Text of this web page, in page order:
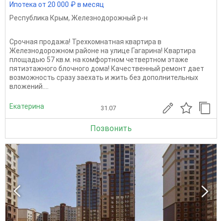
Ипотека от 20 000 ₽ в месяц
Республика Крым, Железнодорожный р-н
Срочная продажа! Трехкомнатная квартира в
Железнодорожном районе на улице Гагарина! Квартира
площадью 57 кв.м. на комфортном четвертном этаже
пятиэтажного блочного дома! Качественный ремонт дает
возможность сразу заехать и жить без дополнительных
вложений....
Екатерина 31.07
Позвонить